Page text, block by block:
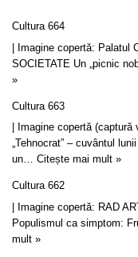
Cultura 664
| Imagine copertă: Palatul
SOCIETATE Un „picnic
»
Cultura 663
| Imagine copertă
„Tehnocrat” – cuvântul
un… Citește mai mult »
Cultura 662
| Imagine copertă: RAD
Populismul ca simptom:
mult »